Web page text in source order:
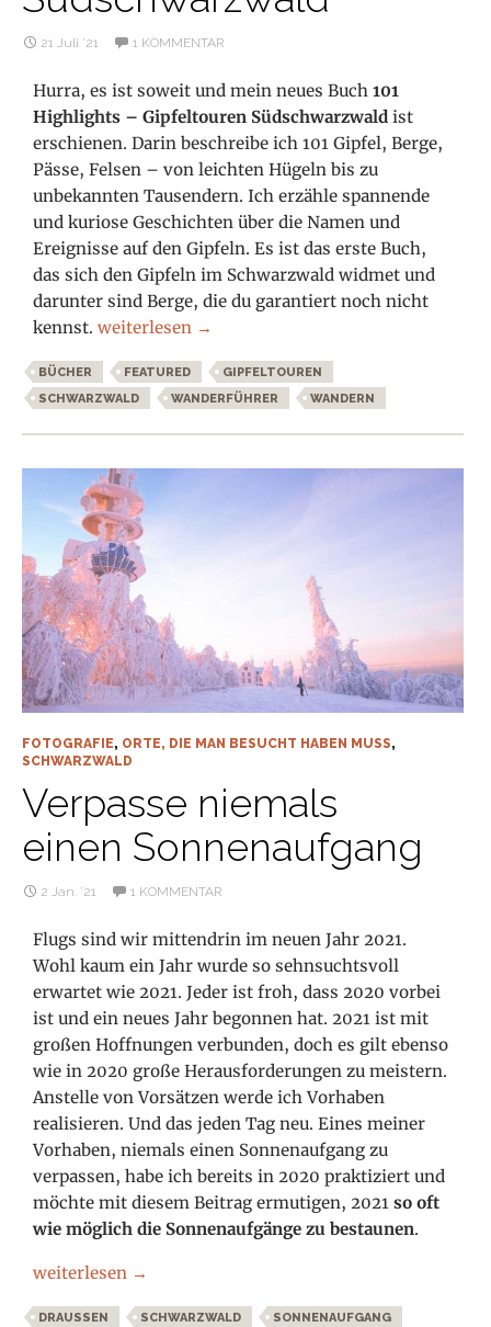
21 Juli ’21 1 KOMMENTAR
Hurra, es ist soweit und mein neues Buch101
Highlights – Gipfeltouren Südschwarzwald ist
erschienen. Darin beschreibe ich 101 Gipfel, Berge,
Pässe, Felsen – von leichten Hügeln bis zu
unbekannten Tausendern. Ich erzähle spannende
und kuriose Geschichten über die Namen und
Ereignisse auf den Gipfeln. Es ist das erste Buch,
das sich den Gipfeln im Schwarzwald widmet und
darunter sind Berge, die du garantiert noch nicht
kennst.101 Highlights – Gipfeltouren Südschwarzwald
weiterlesen →
BÜCHER FEATURED
GIPFELTOUREN
SCHWARZWALD
WANDERFÜHRER WANDERN
FOTOGRAFIE, ORTE, DIE MAN BESUCHT HABEN MUSS,
SCHWARZWALD
Verpasse niemals
einen Sonnenaufgang
2 Jan. ’21 1 KOMMENTAR
Flugs sind wir mittendrin im neuen Jahr 2021.
Wohl kaum ein Jahr wurde so sehnsuchtsvoll
erwartet wie 2021. Jeder ist froh, dass 2020 vorbei
ist und ein neues Jahr begonnen hat. 2021 ist mit
großen Hoffnungen verbunden, doch es gilt ebenso
wie in 2020 große Herausforderungen zu meistern.
Anstelle von Vorsätzen werde ich Vorhaben
realisieren. Und das jeden Tag neu. Eines meiner
Vorhaben, niemals einen Sonnenaufgang zu
verpassen, habe ich bereits in 2020 praktiziert und
möchte mit diesem Beitrag ermutigen, 2021so oft
wie möglich die Sonnenaufgänge zu bestaunen.
Verpasse niemals einen Sonnenaufgang
weiterlesen →
DRAUSSEN SCHWARZWALD
SONNENAUFGANG